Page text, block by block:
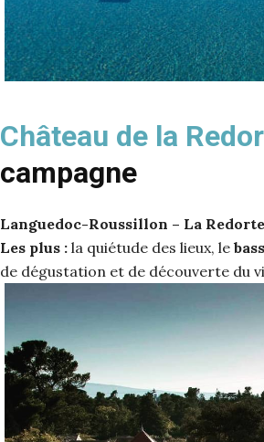
Château de la
campagne
Languedoc-Roussillon – La Redorte
Les plus : la quiétude des lieux, le
de dégustation et de découverte du